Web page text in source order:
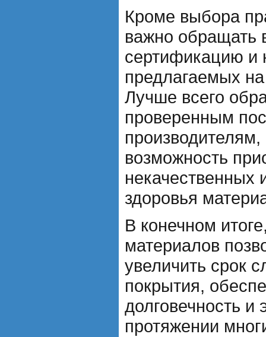
Кроме выбора
важно обращать
сертификацию и
предлагаемых
Лучше всего
проверенным
возможность
некачественных
здоровья
В конечном
материалов
увеличить срок
покрытия,
долговечность и
протяжении